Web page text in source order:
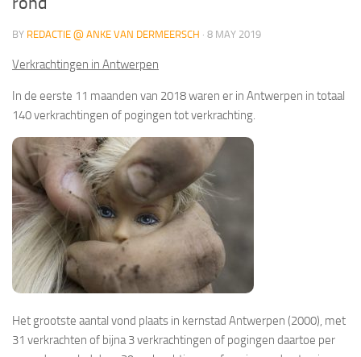
BY REDACTIE @ ANKE VAN DERMEERSCH · 8 MAY 2019
Verkrachtingen in Antwerpen
In de eerste 11 maanden van 2018 waren er in Antwerpen in totaal
140 verkrachtingen of pogingen tot verkrachting.
Het grootste aantal vond plaats in kernstad Antwerpen (2000), met
31 verkrachten of bijna 3 verkrachtingen of pogingen daartoe per